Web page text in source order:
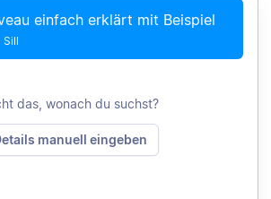
einfach erklärt mit Beispiel
Sill
das, wonach du suchst?
manuell eingeben